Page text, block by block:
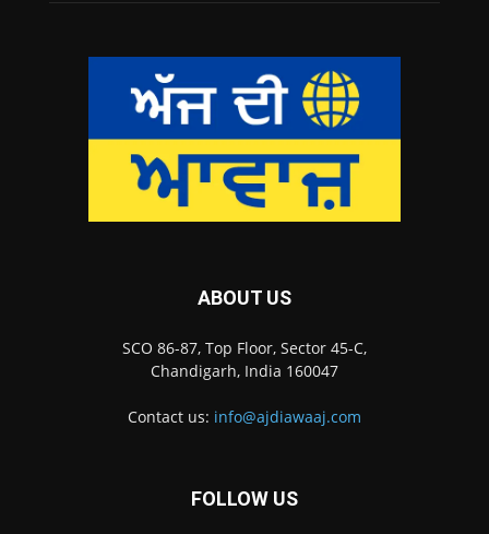
ABOUT US
SCO 86-87, Top Floor, Sector 45-C,
Chandigarh, India 160047
Contact us: info@ajdiawaaj.com
FOLLOW US